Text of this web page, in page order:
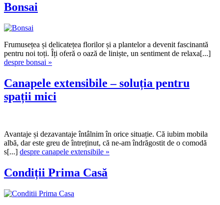
Bonsai
Frumusețea și delicatețea florilor și a plantelor a devenit fascinantă
pentru noi toți. Îți oferă o oază de liniște, un sentiment de relaxa[...]
despre bonsai »
Canapele extensibile – soluția pentru
spații mici
Avantaje și dezavantaje întâlnim în orice situație. Că iubim mobila
albă, dar este greu de întreținut, că ne-am îndrăgostit de o comodă
s[...] despre canapele extensibile »
Condiții Prima Casă